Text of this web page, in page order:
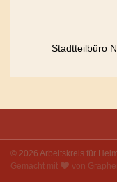
Stadtteilbüro
© 2026 Arbeitskreis für
Gemacht mit
von